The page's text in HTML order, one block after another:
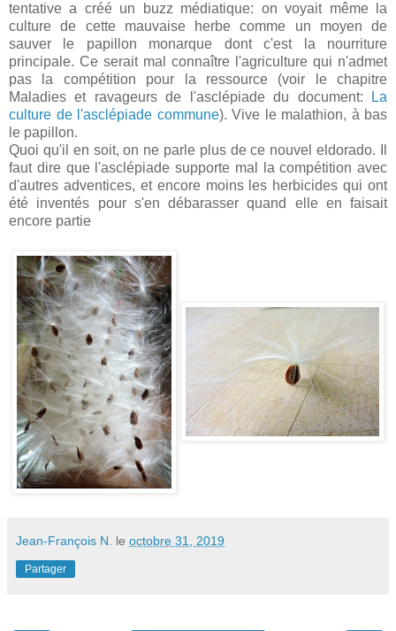
tentative a créé un buzz médiatique: on voyait même la
culture de cette mauvaise herbe comme un moyen de
sauver le papillon monarque dont c'est la nourriture
principale. Ce serait mal connaître l'agriculture qui n'admet
pas la compétition pour la ressource (voir le chapitre
Maladies et ravageurs de l'asclépiade du document:
La
culture de l'asclépiade commune). Vive le malathion, à bas
le papillon.
Quoi qu'il en soit, on ne parle plus de ce nouvel eldorado. Il
faut dire que l'asclépiade supporte mal la compétition avec
d'autres adventices, et encore moins les herbicides qui ont
été inventés pour s'en débarasser quand elle en faisait
encore partie
Jean-François N. le octobre 31, 2019
Partager